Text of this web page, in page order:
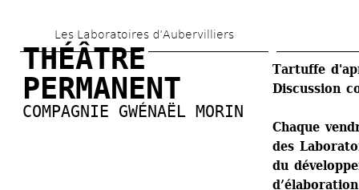
au
contenu
principal
Les Laboratoires d’Aubervilliers
THÉÂTRE
PERMANENT
COMPAGNIE GWÉNAËL MORIN
Tartuffe
Discussion
Chaque
des
du